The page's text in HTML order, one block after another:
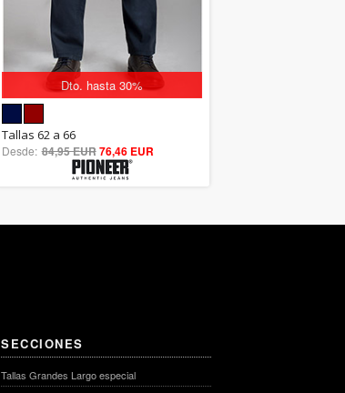
Dto. hasta 30%
5.00
out of 5
Tallas 62 a 66
Desde: 84,95 EUR76,46 EUR
SECCIONES
Tallas Grandes Largo especial